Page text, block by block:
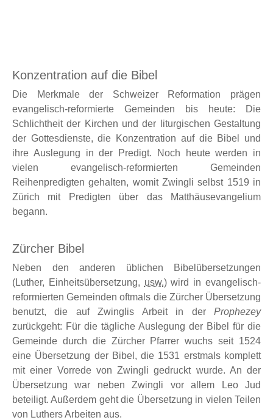
Konzentration auf die Bibel
Die Merkmale der Schweizer Reformation prägen
evangelisch-reformierte Gemeinden bis heute: Die
Schlichtheit der Kirchen und der liturgischen Gestaltung
der Gottesdienste, die Konzentration auf die Bibel und
ihre Auslegung in der Predigt. Noch heute werden in
vielen evangelisch-reformierten Gemeinden
Reihenpredigten gehalten, womit Zwingli selbst 1519 in
Zürich mit Predigten über das Matthäusevangelium
begann.
Zürcher Bibel
Neben den anderen üblichen Bibelübersetzungen
(Luther, Einheitsübersetzung, usw.) wird in evangelisch-
reformierten Gemeinden oftmals die Zürcher Übersetzung
benutzt, die auf Zwinglis Arbeit in der Prophezey
zurückgeht: Für die tägliche Auslegung der Bibel für die
Gemeinde durch die Zürcher Pfarrer wuchs seit 1524
eine Übersetzung der Bibel, die 1531 erstmals komplett
mit einer Vorrede von Zwingli gedruckt wurde. An der
Übersetzung war neben Zwingli vor allem Leo Jud
beteiligt. Außerdem geht die Übersetzung in vielen Teilen
von Luthers Arbeiten aus.